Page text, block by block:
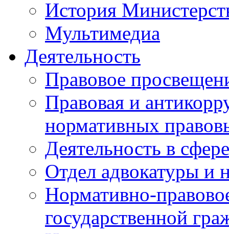
История
Мультимедиа
Деятельность
Правовое
Правовая и
нормативных
Деятельность в
Отдел адвокатуры и
Нормативно-
государственной